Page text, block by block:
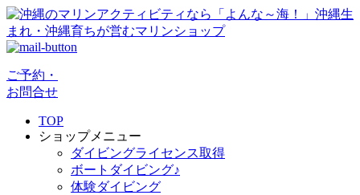
ご予約・
お問合せ
TOP
ショップメニュー
ダイビングライセンス取得
ボートダイビング♪
体験ダイビング